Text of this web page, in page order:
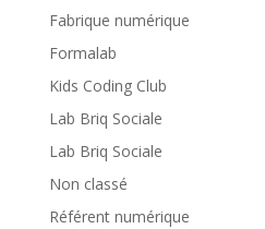
Fabrique numérique
Formalab
Kids Coding Club
Lab Briq Sociale
Lab Briq Sociale
Non classé
Référent numérique